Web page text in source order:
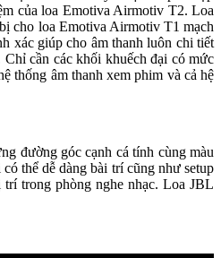
của loa Emotiva Airmotiv T2. Loa
cho loa Emotiva Airmotiv T1 mạch
xác giúp cho âm thanh luôn chi tiết
cần các khối khuếch đại có mức
thống âm thanh xem phim và cả hệ
đường góc cạnh cá tính cùng màu
thể dễ dàng bài trí cũng như setup
trong phòng nghe nhạc. Loa JBL